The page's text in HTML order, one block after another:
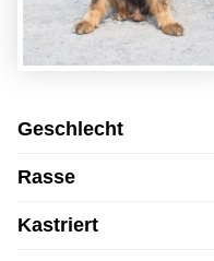
Geschlecht
Rasse
Kastriert